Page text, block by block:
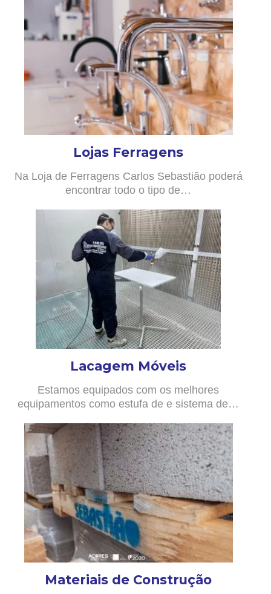
Lojas Ferragens
Na Loja de Ferragens Carlos Sebastião poderá
encontrar todo o tipo de…
Lacagem Móveis
Estamos equipados com os melhores
equipamentos como estufa de e sistema de…
Materiais de Construção